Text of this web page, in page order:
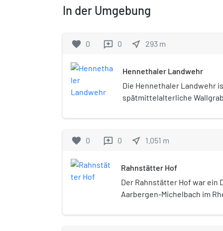
In der Umgebung
favorite 0 reviews 0 near_me 293 m
Hennethaler Landwehr
Die Hennethaler Landwehr
spätmittelalterliche
Untertaunus, im Rheingau-
wurde erst 2003
favorite 0 reviews 0 near_me 1.051 m
Rahnstätter Hof
Der Rahnstätter Hof war ein
Aarbergen-Michelbach im
Jahrhundert. Der Hof wurde